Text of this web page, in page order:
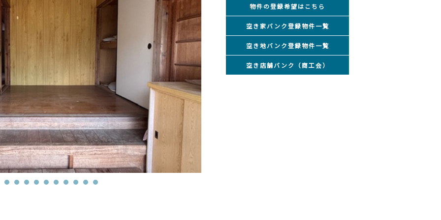
物件の登録希望はこちら
空き家バンク登録物件一覧
空き地バンク登録物件一覧
空き店舗バンク（商工会）